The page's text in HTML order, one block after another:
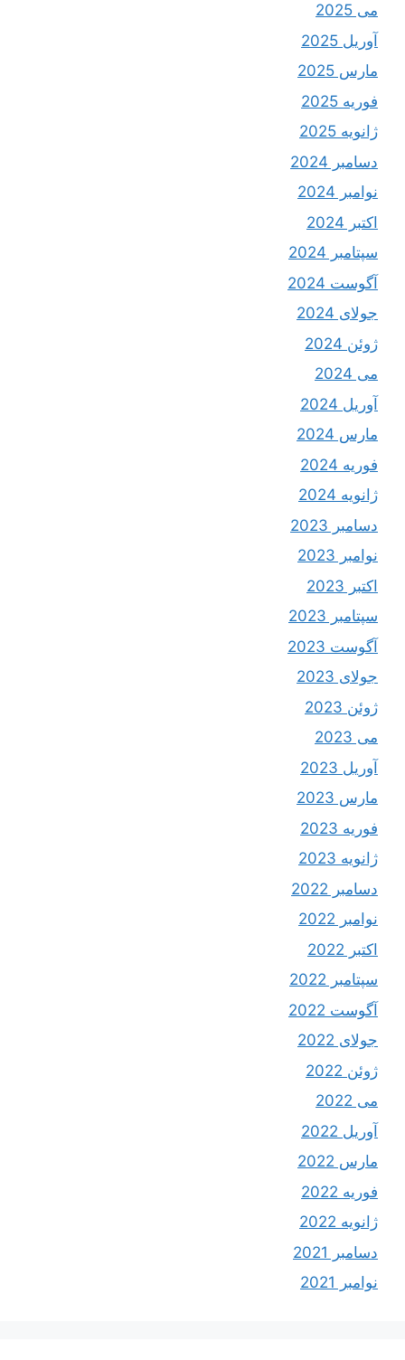
می 2025
آوریل 2025
مارس 2025
فوریه 2025
ژانویه 2025
دسامبر 2024
نوامبر 2024
اکتبر 2024
سپتامبر 2024
آگوست 2024
جولای 2024
ژوئن 2024
می 2024
آوریل 2024
مارس 2024
فوریه 2024
ژانویه 2024
دسامبر 2023
نوامبر 2023
اکتبر 2023
سپتامبر 2023
آگوست 2023
جولای 2023
ژوئن 2023
می 2023
آوریل 2023
مارس 2023
فوریه 2023
ژانویه 2023
دسامبر 2022
نوامبر 2022
اکتبر 2022
سپتامبر 2022
آگوست 2022
جولای 2022
ژوئن 2022
می 2022
آوریل 2022
مارس 2022
فوریه 2022
ژانویه 2022
دسامبر 2021
نوامبر 2021